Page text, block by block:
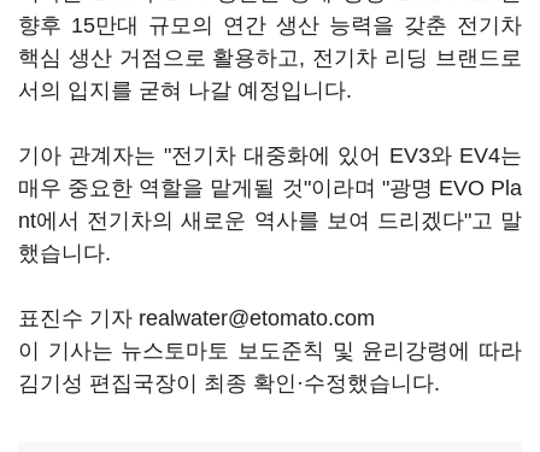
향후 15만대 규모의 연간 생산 능력을 갖춘 전기차
핵심 생산 거점으로 활용하고, 전기차 리딩 브랜드로
서의 입지를 굳혀 나갈 예정입니다.
기아 관계자는 "전기차 대중화에 있어 EV3와 EV4는
매우 중요한 역할을 맡게될 것"이라며 "광명 EVO Pla
nt에서 전기차의 새로운 역사를 보여 드리겠다"고 말
했습니다.
표진수 기자 realwater@etomato.com
이 기사는 뉴스토마토 보도준칙 및 윤리강령에 따라
김기성 편집국장이 최종 확인·수정했습니다.